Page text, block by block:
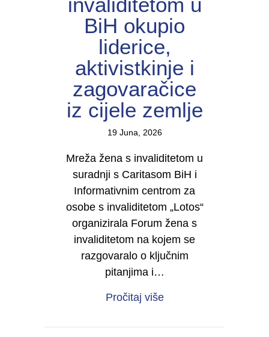
BiH okupio
liderice,
aktivistkinje i
zagovaračice
iz cijele zemlje
19 Juna, 2026
Mreža žena s invaliditetom u
suradnji s Caritasom BiH i
Informativnim centrom za
osobe s invaliditetom „Lotos“
organizirala Forum žena s
invaliditetom na kojem se
razgovaralo o ključnim
pitanjima i…
Pročitaj višeabout Forum žena s